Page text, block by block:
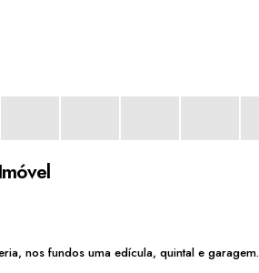
nos fundos uma edícula, quintal e garagem.